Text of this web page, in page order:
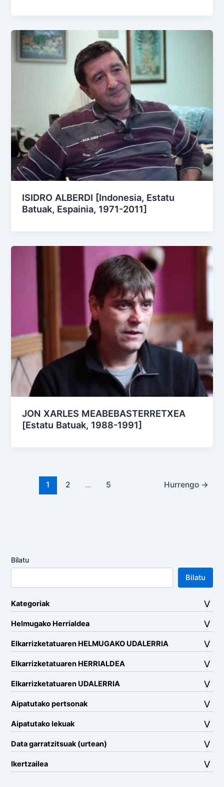
ISIDRO ALBERDI [Indonesia, Estatu
Batuak, Espainia, 1971-2011]
JON XARLES MEABEBASTERRETXEA
[Estatu Batuak, 1988-1991]
1 2 … 5 Hurrengo →
Bilatu
Bilatu
Kategoriak
Helmugako Herrialdea
Elkarrizketatuaren HELMUGAKO UDALERRIA
Elkarrizketatuaren HERRIALDEA
Elkarrizketatuaren UDALERRIA
Aipatutako pertsonak
Aipatutako lekuak
Data garratzitsuak (urtean)
Ikertzailea